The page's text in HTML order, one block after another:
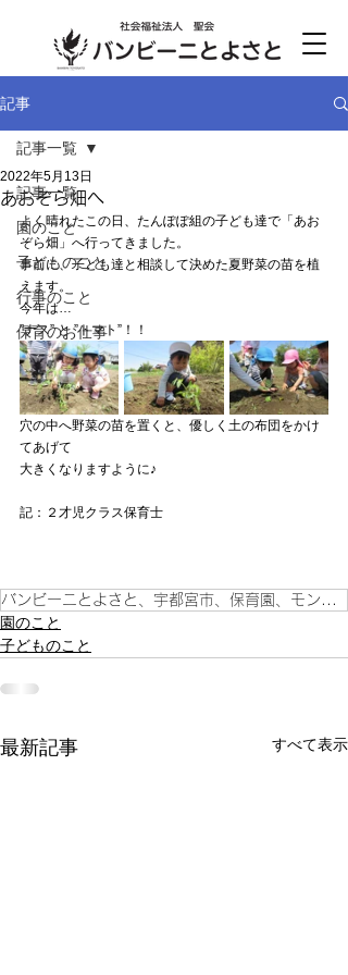
記事
記事一覧
園のこと
子どものこと
行事のこと
保育のお仕事
記事一覧
あおぞら畑へ
2022年5月13日
よく晴れたこの日、たんぽぽ組の子ども達で「あお
ぞら畑」へ行ってきました。
事前に、子ども達と相談して決めた夏野菜の苗を植
えます。
今年は…
”ナス” と ”トマト”！！
穴の中へ野菜の苗を置くと、優しく土の布団をかけ
てあげて
大きくなりますように♪
記：２才児クラス保育士
バンビーニとよさと、宇都宮市、保育園、モンテッソーリ教育、豊郷地区、こども、
園のこと
子どものこと
最新記事 すべて表示